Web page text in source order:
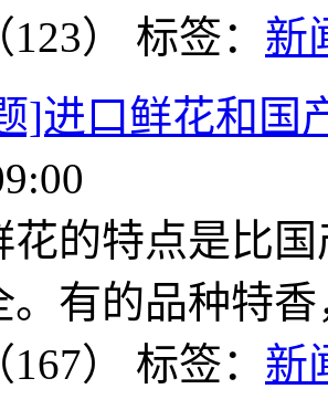
） 标签： 新
]进口鲜花和国
花的特点是比
。有的品种特
） 标签： 新